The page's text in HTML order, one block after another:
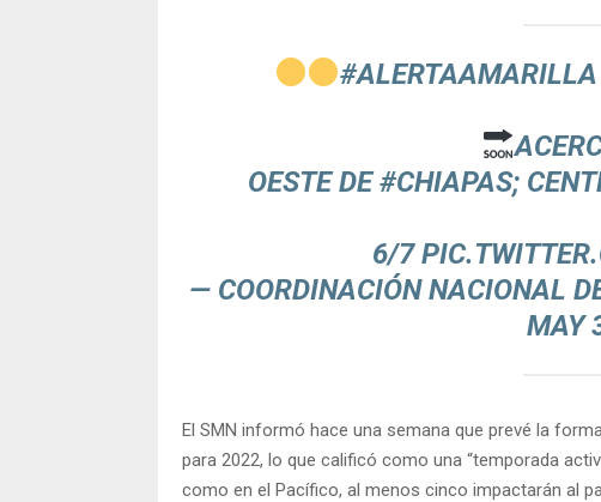
#ALERTAAMARILLA
OESTE DE#CHIAPAS;
6/7
— COORDINACIÓN NACIONAL
MAY
El SMN informó hace una semana que prevé la
para 2022, lo que calificó como una “temporada
como en el Pacífico, al menos cinco impactarán al